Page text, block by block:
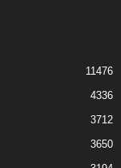
11476
4336
3712
3650